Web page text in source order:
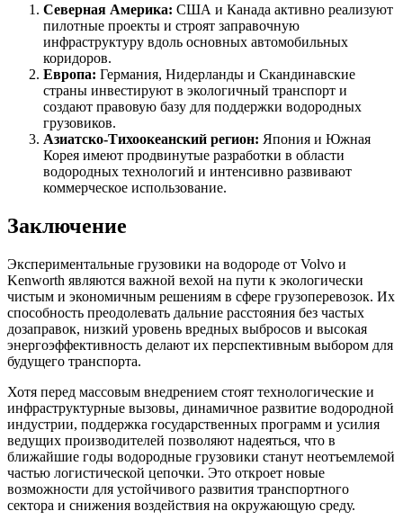
Северная Америка: США и Канада активно реализуют
пилотные проекты и строят заправочную
инфраструктуру вдоль основных автомобильных
коридоров.
Европа: Германия, Нидерланды и Скандинавские
страны инвестируют в экологичный транспорт и
создают правовую базу для поддержки водородных
грузовиков.
Азиатско-Тихоокеанский регион: Япония и Южная
Корея имеют продвинутые разработки в области
водородных технологий и интенсивно развивают
коммерческое использование.
Заключение
Экспериментальные грузовики на водороде от Volvo и
Kenworth являются важной вехой на пути к экологически
чистым и экономичным решениям в сфере грузоперевозок. Их
способность преодолевать дальние расстояния без частых
дозаправок, низкий уровень вредных выбросов и высокая
энергоэффективность делают их перспективным выбором для
будущего транспорта.
Хотя перед массовым внедрением стоят технологические и
инфраструктурные вызовы, динамичное развитие водородной
индустрии, поддержка государственных программ и усилия
ведущих производителей позволяют надеяться, что в
ближайшие годы водородные грузовики станут неотъемлемой
частью логистической цепочки. Это откроет новые
возможности для устойчивого развития транспортного
сектора и снижения воздействия на окружающую среду.